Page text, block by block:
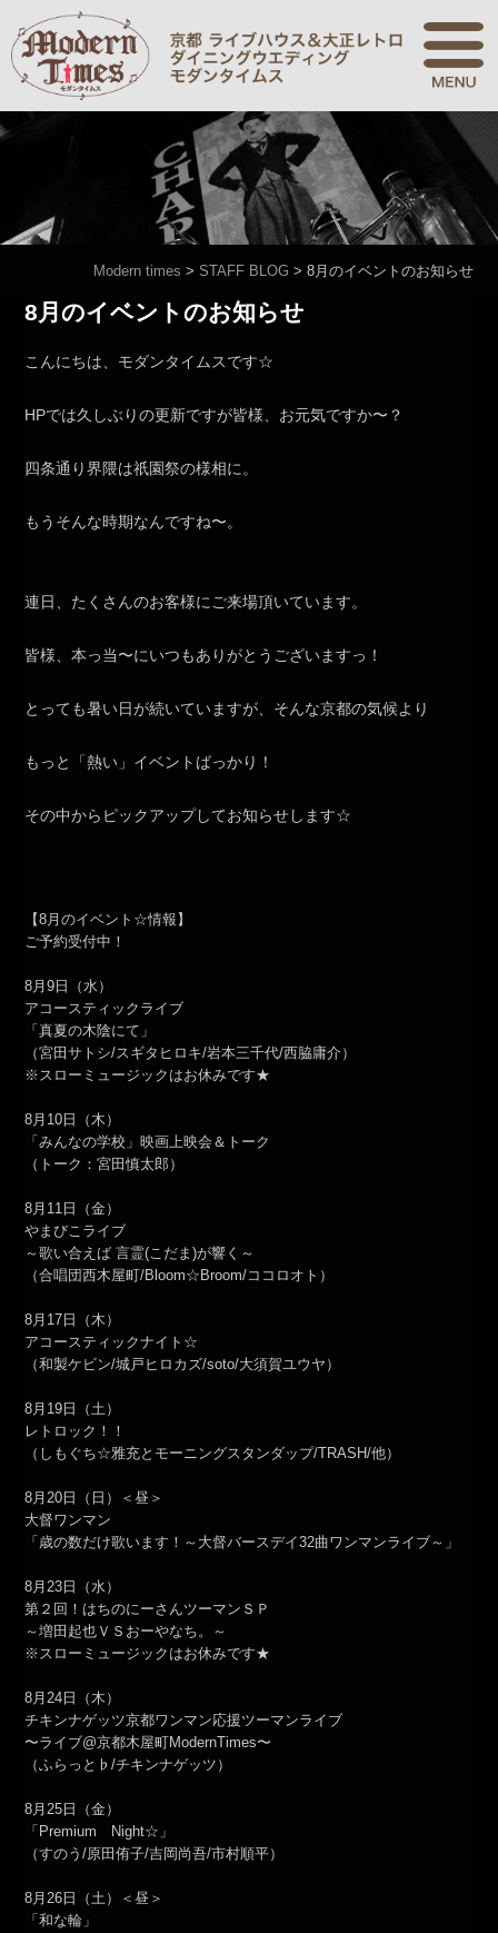
Modern times > STAFF BLOG > 8月のイベントのお知らせ
8月のイベントのお知らせ
こんにちは、モダンタイムスです☆
HPでは久しぶりの更新ですが皆様、お元気ですか〜？
四条通り界隈は祇園祭の様相に。
もうそんな時期なんですね〜。
連日、たくさんのお客様にご来場頂いています。
皆様、本っ当〜にいつもありがとうございますっ！
とっても暑い日が続いていますが、そんな京都の気候より
もっと「熱い」イベントばっかり！
その中からピックアップしてお知らせします☆
【8月のイベント☆情報】
ご予約受付中！
8月9日（水）
アコースティックライブ
「真夏の木陰にて」
（宮田サトシ/スギタヒロキ/岩本三千代/西脇庸介）
※スローミュージックはお休みです★
8月10日（木）
「みんなの学校」映画上映会＆トーク
（トーク：宮田慎太郎）
8月11日（金）
やまびこライブ
～歌い合えば 言霊(こだま)が響く～
（合唱団西木屋町/Bloom☆Broom/ココロオト）
8月17日（木）
アコースティックナイト☆
（和製ケビン/城戸ヒロカズ/soto/大須賀ユウヤ）
8月19日（土）
レトロック！！
（しもぐち☆雅充とモーニングスタンダップ/TRASH/他）
8月20日（日）＜昼＞
大督ワンマン
「歳の数だけ歌います！～大督バースデイ32曲ワンマンライブ～」
8月23日（水）
第２回！はちのにーさんツーマンＳＰ
～増田起也ＶＳおーやなち。～
※スローミュージックはお休みです★
8月24日（木）
チキンナゲッツ京都ワンマン応援ツーマンライブ
〜ライブ@京都木屋町ModernTimes〜
（ふらっと♭/チキンナゲッツ）
8月25日（金）
「Premium Night☆」
（すのう/原田侑子/吉岡尚吾/市村順平）
8月26日（土）＜昼＞
「和な輪」